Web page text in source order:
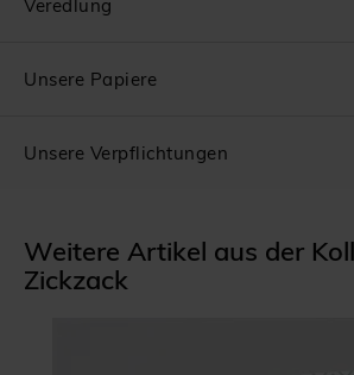
Weitere Artikel aus der
Zickzack
Veredlung
Unsere Papiere
Unsere Verpflichtungen